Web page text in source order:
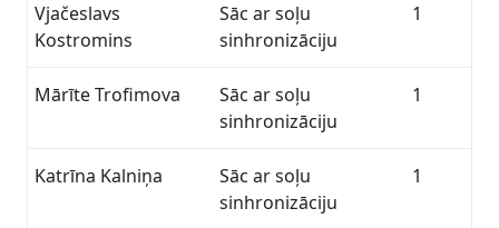
Vjačeslavs
Kostromins
Sāc ar soļu
sinhronizāciju
1
Mārīte Trofimova
Sāc ar soļu
sinhronizāciju
1
Katrīna Kalniņa
Sāc ar soļu
sinhronizāciju
1